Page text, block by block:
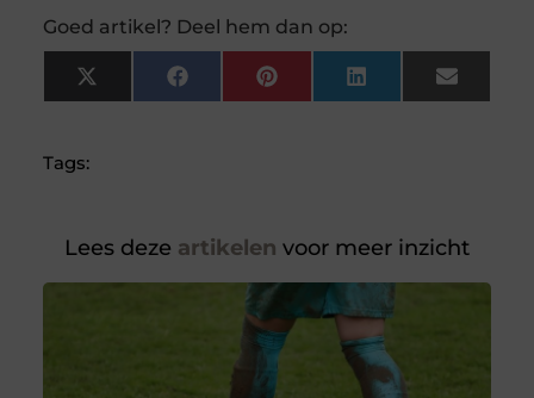
Goed artikel? Deel hem dan op:
X
(Twitter)
FacebookPinterest LinkedIn Email
Tags:
Lees deze artikelen voor meer inzicht